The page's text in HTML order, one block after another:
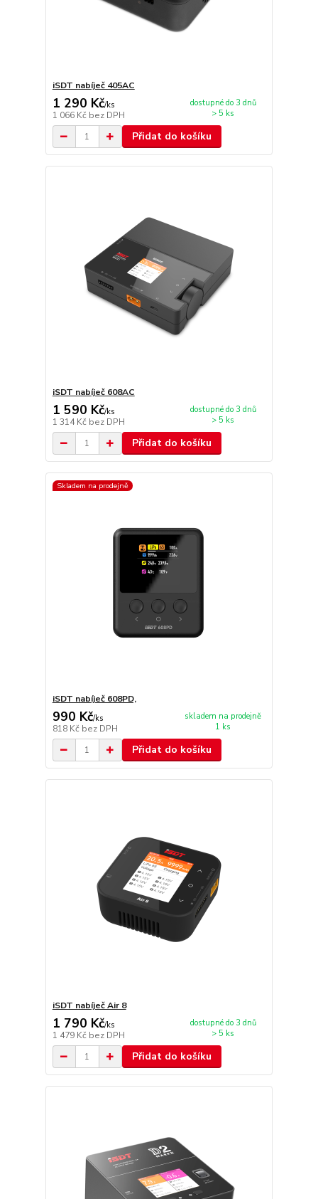
iSDT nabíječ 405AC
1 290 Kč/ks
1 066 Kč bez DPH
dostupné do 3 dnů
> 5 ks
Přidat do košíku
iSDT nabíječ 608AC
1 590 Kč/ks
1 314 Kč bez DPH
dostupné do 3 dnů
> 5 ks
Přidat do košíku
Skladem na prodejně
iSDT nabíječ 608PD,
990 Kč/ks
818 Kč bez DPH
skladem na prodejně
1 ks
Přidat do košíku
iSDT nabíječ Air 8
1 790 Kč/ks
1 479 Kč bez DPH
dostupné do 3 dnů
> 5 ks
Přidat do košíku